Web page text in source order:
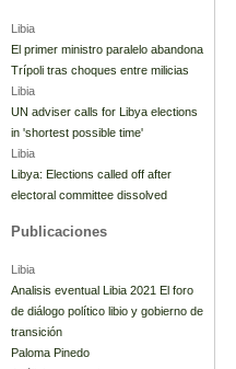
Libia
El primer ministro paralelo abandona
Trípoli tras choques entre milicias
Libia
UN adviser calls for Libya elections
in 'shortest possible time'
Libia
Libya: Elections called off after
electoral committee dissolved
Publicaciones
Libia
Analisis eventual Libia 2021 El foro
de diálogo político libio y gobierno de
transición
Paloma Pinedo